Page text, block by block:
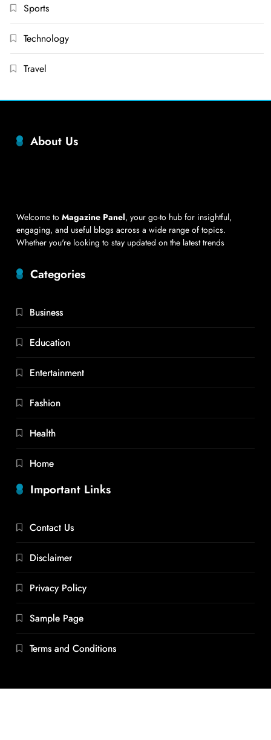
Sports
Technology
Travel
About Us
Welcome to Magazine Panel, your go-to hub for insightful,
engaging, and useful blogs across a wide range of topics.
Whether you're looking to stay updated on the latest trends
Categories
Business
Education
Entertainment
Fashion
Health
Home
Important Links
Contact Us
Disclaimer
Privacy Policy
Sample Page
Terms and Conditions